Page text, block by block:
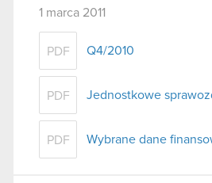
1 marca 2011
PDF Q4/2010
PDF Jednostkowe
PDF Wybrane dane